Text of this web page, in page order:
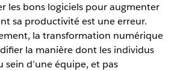
les bons logiciels pour augmenter
sa productivité est une erreur.
la transformation numérique
la manière dont les individus
d’une équipe, et pas